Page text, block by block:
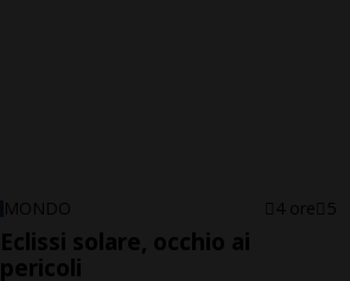
MONDO 4 ore 5
Eclissi solare, occhio ai
pericoli